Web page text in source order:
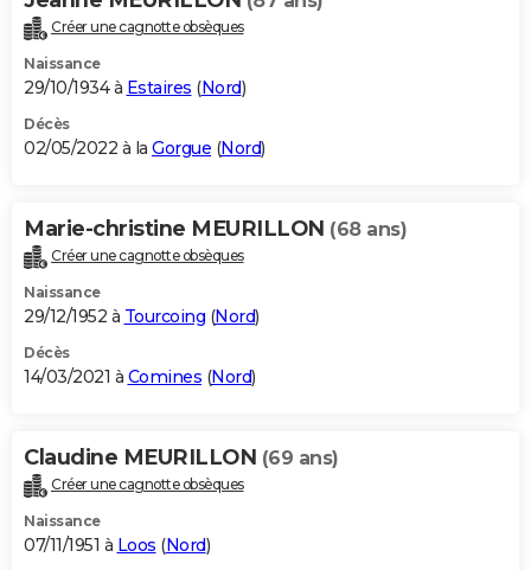
Créer une cagnotte obsèques
Naissance
29/10/1934 à Estaires (Nord)
Décès
02/05/2022 à la Gorgue (Nord)
Marie-christine MEURILLON (68 ans)
Créer une cagnotte obsèques
Naissance
29/12/1952 à Tourcoing (Nord)
Décès
14/03/2021 à Comines (Nord)
Claudine MEURILLON (69 ans)
Créer une cagnotte obsèques
Naissance
07/11/1951 à Loos (Nord)